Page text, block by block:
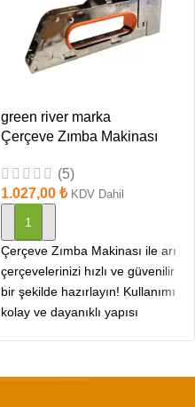
green river marka
Çerçeve Zımba Makinası
(5)
1.027,00 ₺ KDV Dahil
SEPETE EKLE
Çerçeve Zımba Makinası ile arı
çerçevelerinizi hızlı ve güvenilir
bir şekilde hazırlayın! Kullanımı
kolay ve dayanıklı yapısı